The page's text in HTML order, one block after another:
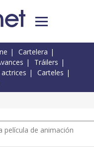
Cartelera
Tráilers
Carteles
película de animación